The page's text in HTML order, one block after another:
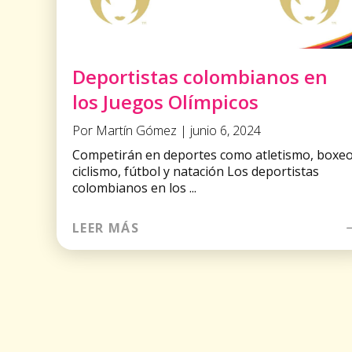
Deportistas colombianos en
los Juegos Olímpicos
Por Martín Gómez | junio 6, 2024
Competirán en deportes como atletismo,
ciclismo, fútbol y natación Los deportistas
colombianos en los ...
LEER MÁS